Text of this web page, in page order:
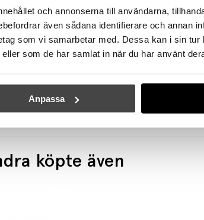
och annonserna till användarna,
även sådana identifierare och annan
som vi samarbetar med. Dessa kan i sin tur
som de har samlat in när du har använt
Anpassa
köpte även